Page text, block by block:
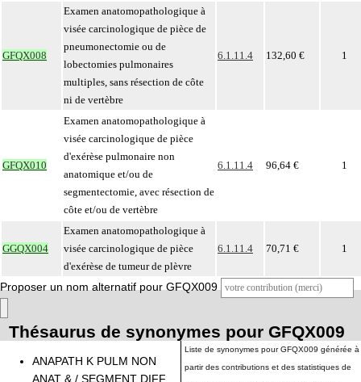
GFQX008
Examen anatomopathologique à
visée carcinologique de pièce de
pneumonectomie ou de
lobectomies pulmonaires
multiples, sans résection de côte
ni de vertèbre
6.1.11.4 132,60 € 1
GFQX010
Examen anatomopathologique à
visée carcinologique de pièce
d'exérèse pulmonaire non
anatomique et/ou de
segmentectomie, avec résection de
côte et/ou de vertèbre
6.1.11.4 96,64 € 1
GGQX004
Examen anatomopathologique à
visée carcinologique de pièce
d'exérèse de tumeur de plèvre
6.1.11.4 70,71 € 1
Proposer un nom alternatif pour GFQX009
Thésaurus de synonymes pour GFQX009
ANAPATH K PULM NON
ANAT & / SEGMENT DIFF
Liste de synonymes pour GFQX009 générée à
partir des contributions et des statistiques de